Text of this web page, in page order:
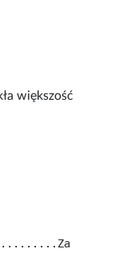
większość